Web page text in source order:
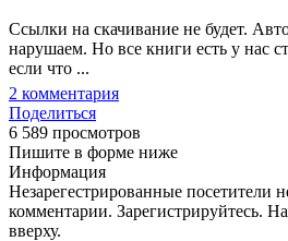
Ссылки на скачивание не будет.
нарушаем. Но все книги есть у нас
если что ...
2 комментария
Поделиться
6 589 просмотров
Пишите в форме ниже
Информация
Незарегестрированные посетители
комментарии. Зарегистрируйтесь.
вверху.